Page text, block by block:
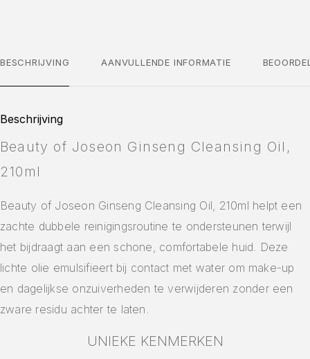
BESCHRIJVING AANVULLENDE INFORMATIE
Beschrijving
Beauty of Joseon Ginseng Cleansing Oil,
210ml
Beauty of Joseon Ginseng Cleansing Oil, 210ml helpt een
zachte dubbele reinigingsroutine te ondersteunen terwijl
het bijdraagt aan een schone, comfortabele huid. Deze
lichte olie emulsifieert bij contact met water om make-up
en dagelijkse onzuiverheden te verwijderen zonder een
zware residu achter te laten.
UNIEKE KENMERKEN